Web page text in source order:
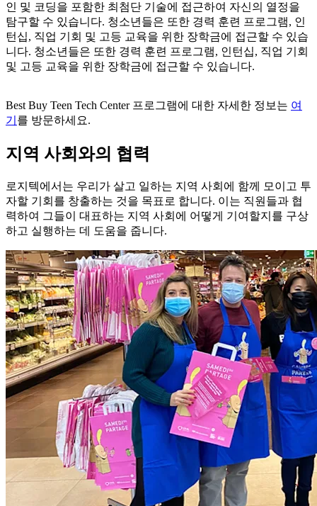
인 및 코딩을 포함한 최첨단 기술에 접근하여 자신의 열정을
탐구할 수 있습니다. 청소년들은 또한 경력 훈련 프로그램, 인
턴십, 직업 기회 및 고등 교육을 위한 장학금에 접근할 수 있습
니다. 청소년들은 또한 경력 훈련 프로그램, 인턴십, 직업 기회
및 고등 교육을 위한 장학금에 접근할 수 있습니다.
Best Buy Teen Tech Center 프로그램에 대한 자세한 정보는 여
기 를 방문하세요.
지역 사회와의 협력
로지텍에서는 우리가 살고 일하는 지역 사회에 함께 모이고 투
자할 기회를 창출하는 것을 목표로 합니다. 이는 직원들과 협
력하여 그들이 대표하는 지역 사회에 어떻게 기여할지를 구상
하고 실행하는 데 도움을 줍니다.